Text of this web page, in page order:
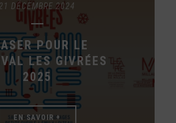
21 DÉCEMBRE 2024
POUR LE
LES GIVRÉES
2025
EN SAVOIR +